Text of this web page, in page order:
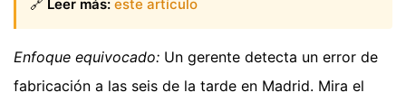
🔗 Leer más: este artículo
Enfoque equivocado: Un gerente detecta un error de
fabricación a las seis de la tarde en Madrid. Mira el